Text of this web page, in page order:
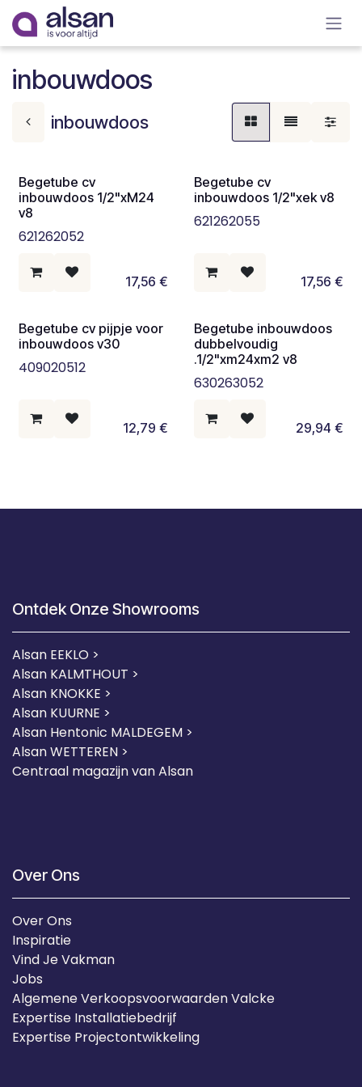
Overslaan naar inhoud
inbouwdoos
inbouwdoos
Begetube cv
inbouwdoos 1/2"xM24
v8
621262052
17,56 €
Begetube cv
inbouwdoos 1/2"xek v8
621262055
17,56 €
Begetube cv pijpje voor
inbouwdoos v30
409020512
12,79 €
Begetube inbouwdoos
dubbelvoudig
.1/2"xm24xm2 v8
630263052
29,94 €
Ontdek Onze Showrooms
Alsan EEKLO >
Alsan KALMTHOUT >
Alsan KNOKKE >
Alsan KUURNE >
Alsan Hentonic MALDEGEM >
Alsan WETTEREN >
Centraal magazijn van Alsan
Over Ons
Over Ons
Inspiratie
Vind Je Vakman
Jobs
Algemene Verkoopsvoorwaarden Valcke
Expertise Installatiebedrijf
Expertise Projectontwikkeling